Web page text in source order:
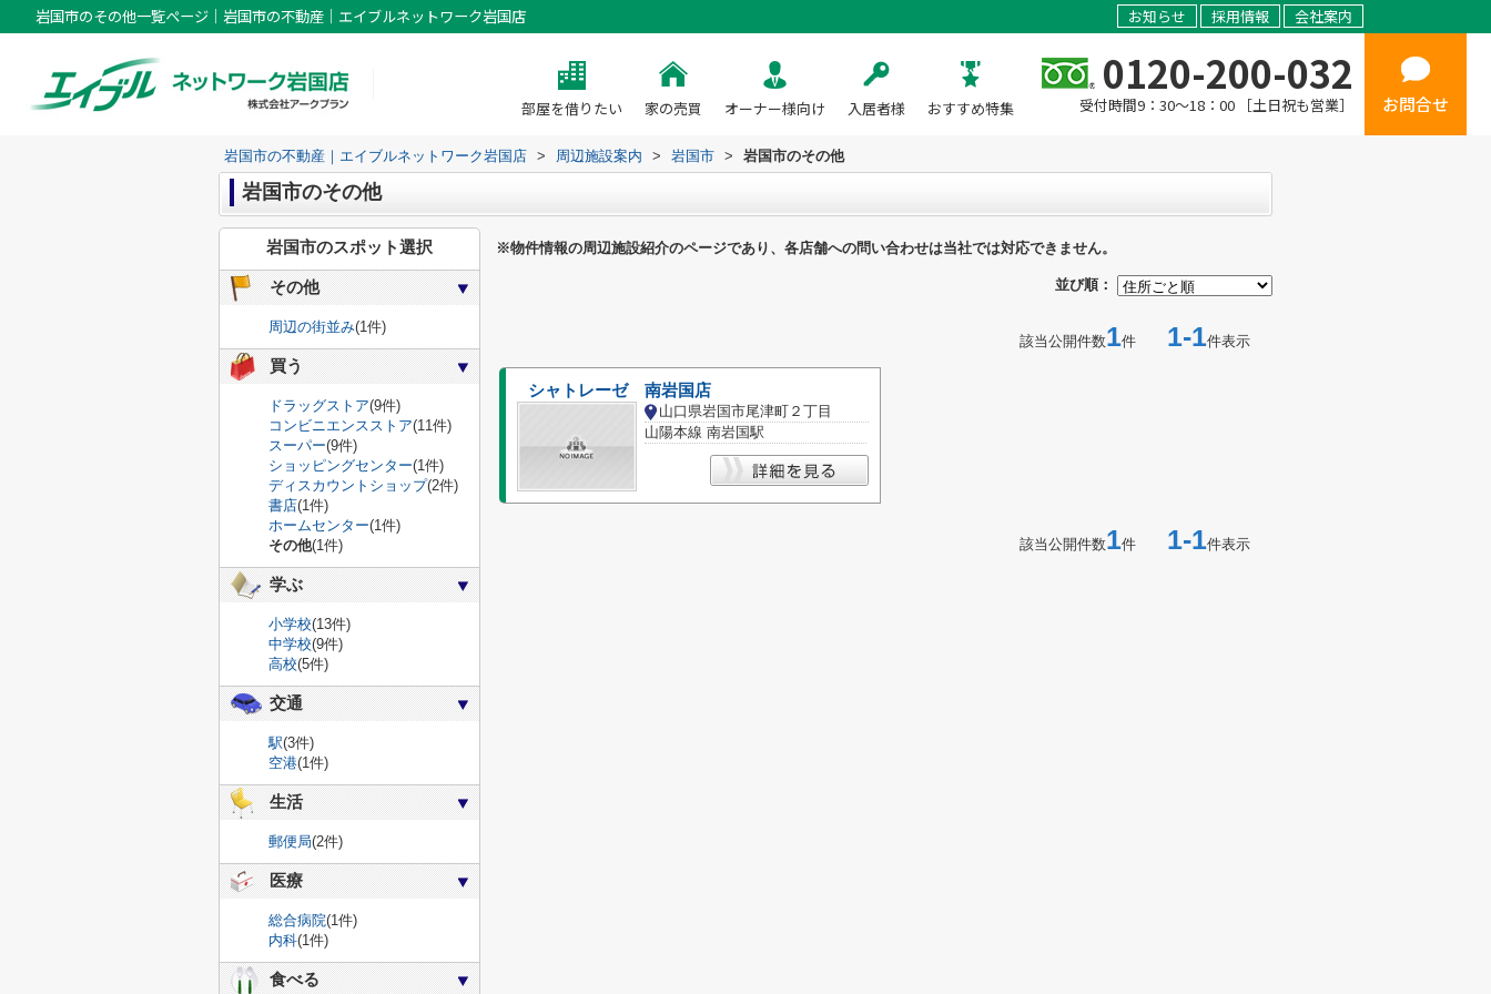
岩国市のその他一覧ページ｜岩国市の不動産｜エイブルネットワーク岩国店 お知らせ 採用情報 会社案内
部屋を借りたい 家の売買 オーナー様向け 入居者様 おすすめ特集
0120-200-032
受付時間9：30～18：00 ［土日祝も営業］ お問合せ
岩国市の不動産｜エイブルネットワーク岩国店 > 周辺施設案内 > 岩国市 > 岩国市のその他
岩国市のその他
※物件情報の周辺施設紹介のページであり、各店舗への問い合わせは当社では対応できません。
並び順：
該当公開件数1件 1-1件表示
シャトレーゼ 南岩国店
山口県岩国市尾津町２丁目
山陽本線 南岩国駅
該当公開件数1件 1-1件表示
岩国市のスポット選択
その他
周辺の街並み(1件)
買う
ドラッグストア(9件)
コンビニエンスストア(11件)
スーパー(9件)
ショッピングセンター(1件)
ディスカウントショップ(2件)
書店(1件)
ホームセンター(1件)
その他(1件)
学ぶ
小学校(13件)
中学校(9件)
高校(5件)
交通
駅(3件)
空港(1件)
生活
郵便局(2件)
医療
総合病院(1件)
内科(1件)
食べる